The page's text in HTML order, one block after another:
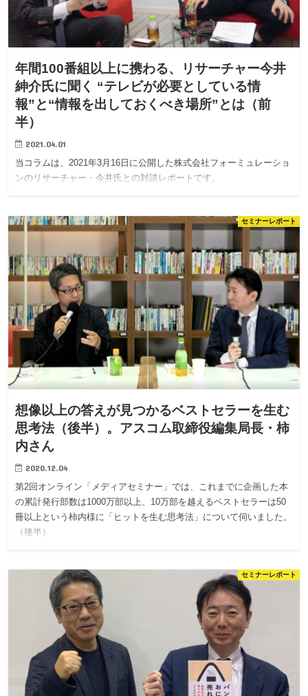
年間100番組以上に携わる、リサーチャー今井
紳介氏に聞く “テレビが必要としている情
報”と“情報を出しておくべき場所”とは（前
半）
2021.04.01
当コラムは、2021年3月16日に公開した株式会社フォーミュレーショ
ンのリサーチャー・今井氏との対談レポートです。
セミナーレポート
想像以上の答えが見つかるベストセラーを生む
思考法（後半）。アスコム取締役編集局長・柿
内さん
2020.12.04
第2回オンライン「メディアセミナー」では、これまでに企画した本
の累計発行部数は1000万部以上、10万部を越えるベストセラーは50
冊以上という柿内様に「ヒットを生む思考法」について伺いました。
（後半）
セミナーレポート